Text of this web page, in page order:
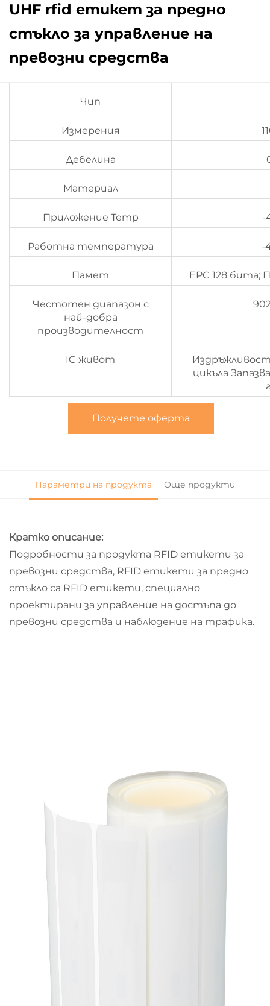
UHF rfid етикет за предно
стъкло за управление на
превозни средства
Чип
Измерения
Дебелина
Материал
Приложение Temp -
Работна температура -
Памет EPC 128 бита;
Честотен диапазон с
най-добра
производителност
IC живот
цикъла
Получете оферта
Параметри на продукта Още продукти
Кратко описание:
Подробности за продукта RFID етикети за
превозни средства, RFID етикети за предно
стъкло са RFID етикети, специално
проектирани за управление на достъпа до
превозни средства и наблюдение на трафика.